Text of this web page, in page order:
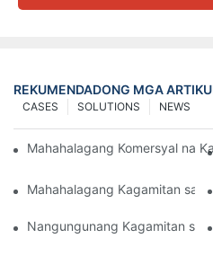
REKUMENDADONG MGA
NEWS
SOLUTIONS
CASES
Mahahalagang Komersyal na
Mahahalagang Kagamitan sa
Nangungunang Kagamitan sa